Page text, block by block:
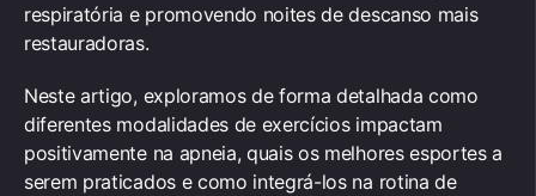
respiratória e promovendo noites de descanso mais
restauradoras.
Neste artigo, exploramos de forma detalhada como
diferentes modalidades de exercícios impactam
positivamente na apneia, quais os melhores esportes a
serem praticados e como integrá-los na rotina de